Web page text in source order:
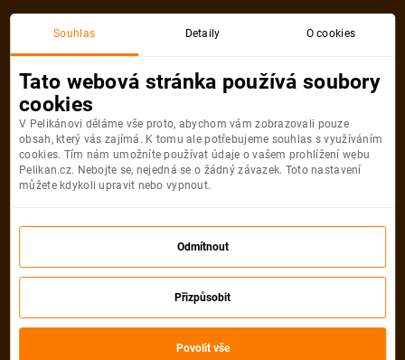
Souhlas Detaily O cookies
Tato webová stránka používá soubory
cookies
V Pelikánovi děláme vše proto, abychom vám zobrazovali pouze
obsah, který vás zajímá. K tomu ale potřebujeme souhlas s využíváním
cookies. Tím nám umožníte používat údaje o vašem prohlížení webu
Pelikan.cz. Nebojte se, nejedná se o žádný závazek. Toto nastavení
můžete kdykoli upravit nebo vypnout.
Odmítnout
Přizpůsobit
Povolit vše